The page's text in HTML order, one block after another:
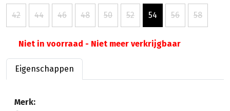
42 44 46 48 50 52 54 56 58
Niet in voorraad - Niet meer verkrijgbaar
Eigenschappen
Merk: